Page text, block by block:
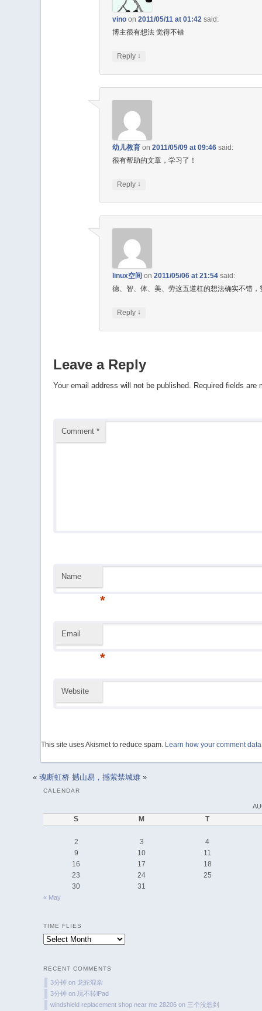
vinoon 2011/05/11 at 01:42 said:
博主很有想法 觉得不错
Reply ↓
幼儿教育on 2011/05/09 at 09:46 said:
很有帮助的文章，学习了！
Reply ↓
linux空间 on 2011/05/06 at 21:54 said:
德、智、体、美、劳这五道杠的想法确实不错，
Reply ↓
Leave a Reply
Your email address will not be published. Required fields are
Comment *
Name
*
Email
*
Website
This site uses Akismet to reduce spam. Learn how your comment
« 魂断虹桥 撼山易，撼紫禁城难»
CALENDAR
S M T
2 3
4
9
10
11
16
17
18
23
24
25
30
31
« May
TIME FLIES
Time
RECENT COMMENTS
3分钟 on 龙蛇混杂
3分钟 on玩不转iPad
windshield replacement shop near me 28206 on 三个没想到